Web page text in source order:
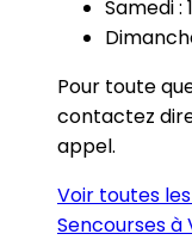
Samedi :
Pour toute
contactez
appel.
Voir toutes
Sencourses à